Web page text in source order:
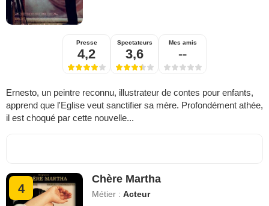
Presse
4,2
Spectateurs
3,6
Mes amis
--
Ernesto, un peintre reconnu, illustrateur de contes pour enfants,
apprend que l'Eglise veut sanctifier sa mère. Profondément athée,
il est choqué par cette nouvelle...
4
Chère Martha
Métier :Acteur